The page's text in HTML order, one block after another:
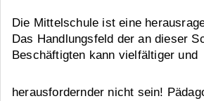
Die Mittelschule ist eine
Das Handlungsfeld der an dieser
Beschäftigten kann vielfältiger und
herausfordernder nicht sein!